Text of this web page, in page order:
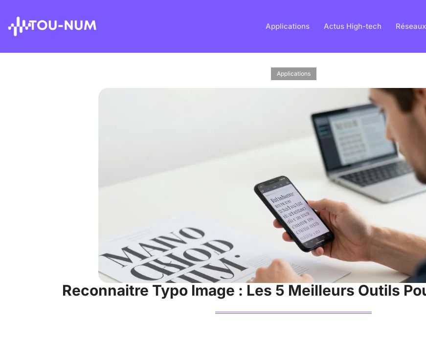
Applications Actus High-tech
Applications
Reconnaitre Typo Image : Les 5 Meilleurs Outils